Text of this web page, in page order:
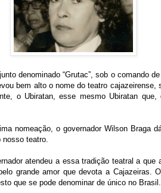
denominado “Grutac”, sob o comando
bem alto o nome do teatro cajazeirense,
o Ubiratan, esse mesmo Ubiratan
nomeação, o governador Wilson Braga
nosso teatro.
atendeu a essa tradição teatral a que
grande amor que devota a Cajazeiras.
que se pode denominar de único no Brasil.